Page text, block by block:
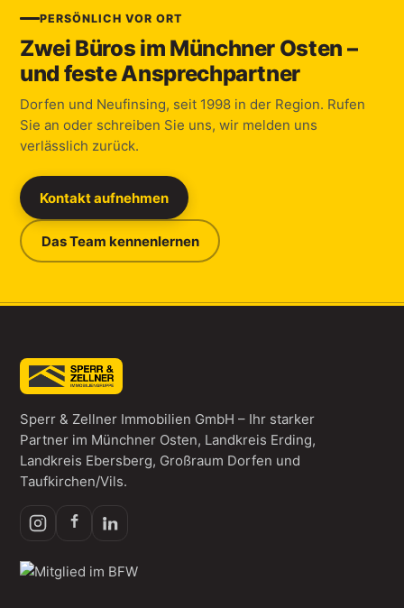
PERSÖNLICH VOR ORT
Zwei Büros im Münchner Osten –
und feste Ansprechpartner
Dorfen und Neufinsing, seit 1998 in der Region. Rufen
Sie an oder schreiben Sie uns, wir melden uns
verlässlich zurück.
Kontakt aufnehmen
Das Team kennenlernen
Sperr & Zellner Immobilien GmbH – Ihr starker
Partner im Münchner Osten, Landkreis Erding,
Landkreis Ebersberg, Großraum Dorfen und
Taufkirchen/Vils.